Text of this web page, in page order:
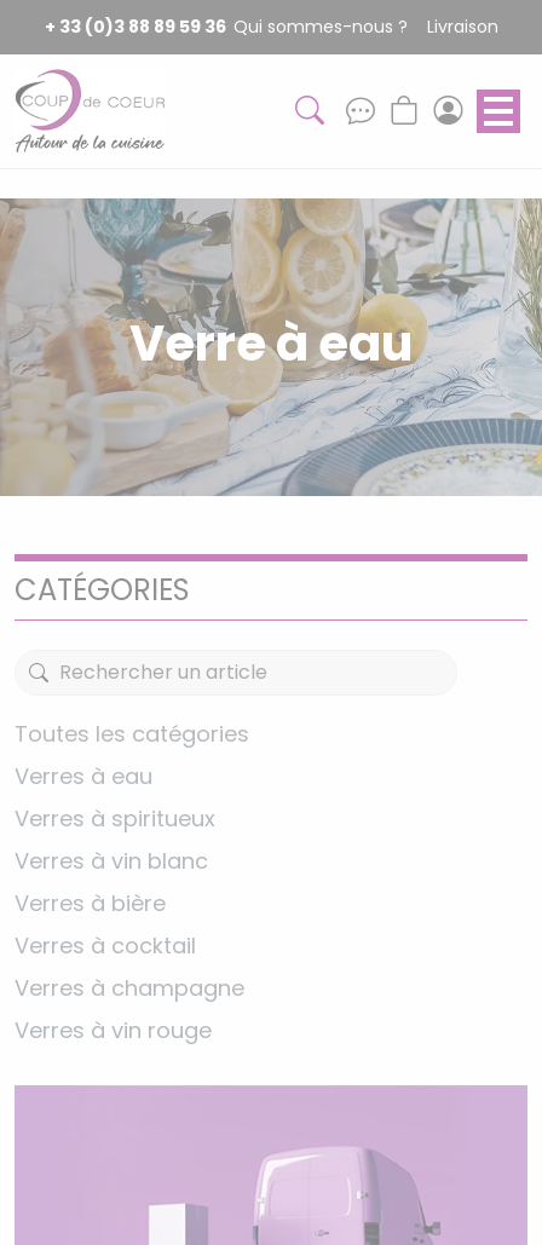
+ 33 (0)3 88 89 59 36 Qui sommes-nous ? Livraison
Verre à eau
CATÉGORIES
Toutes les catégories
Verres à eau
Verres à spiritueux
Verres à vin blanc
Verres à bière
Verres à cocktail
Verres à champagne
Verres à vin rouge
Panneau de gestion des cookies